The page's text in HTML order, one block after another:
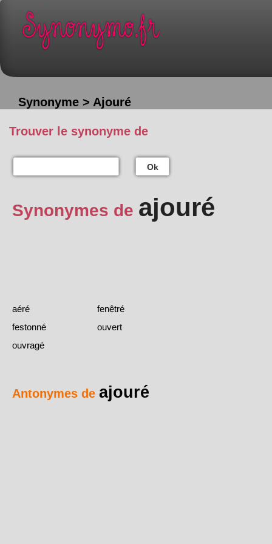
Synonyme > Ajouré
Trouver le synonyme de
Ok
Synonymes de ajouré
aéré
fenêtré
festonné
ouvert
ouvragé
Antonymes de ajouré